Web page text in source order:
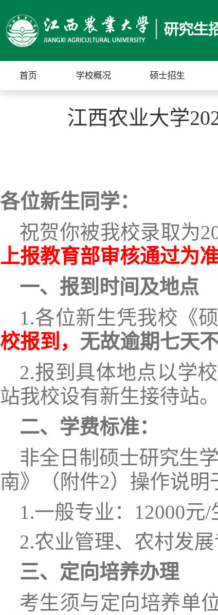
首页 学校概况 硕士招生
江西农业大学
各位新生同学：
祝贺你被我校录取为
上报教育部审核通过为
一、报到时间及地点
1.各位新生凭我校《
校报到， 无故逾期七天
2.报到具体地点以学
站我校设有新生接待站
二、学费标准：
非全日制硕士研究生
南》（附件2）操作说明
1.一般专业：12000元/
2.农业管理、农村发
三、 定向培养办理
考生须与定向培养单